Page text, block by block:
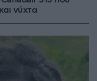
νύχτα